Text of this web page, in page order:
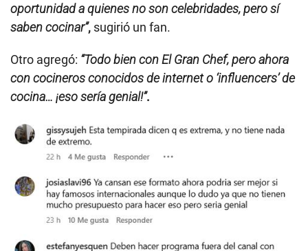
oportunidad a quienes no son celebridades, pero sí
saben cocinar”, sugirió un fan.
Otro agregó: “Todo bien con El Gran Chef, pero ahora
con cocineros conocidos de internet o ‘influencers’ de
cocina… ¡eso sería genial!”.